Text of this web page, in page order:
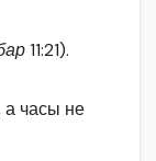
11:21).
а часы не